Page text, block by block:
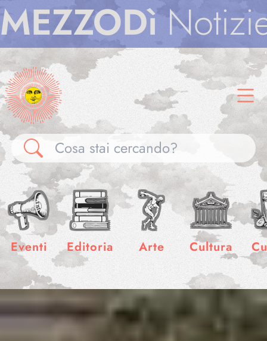
Notizie
Gallerie
Notizie
Shop
Eventi
Eventi Editoria Arte Cultura